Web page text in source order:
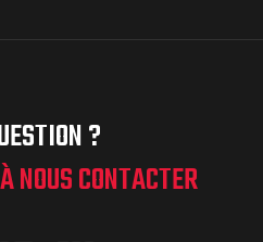
?
NOUS CONTACTER